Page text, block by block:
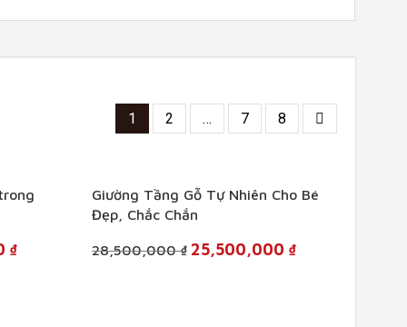
1 2 … 7 8
₫Current
Giường Tầng Gỗ Tự Nhiên Cho Bé
Đẹp, Chắc Chắn
28,500,000₫ Original
price
25,500,000 ₫Current